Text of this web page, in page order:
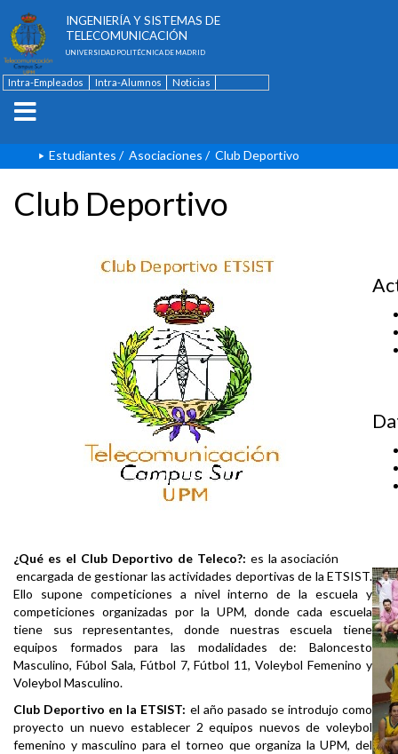
INGENIERÍA Y SISTEMAS DE
TELECOMUNICACIÓN
UNIVERSIDAD POLITÉCNICA DE MADRID
Intra-Empleados Intra-Alumnos
Noticias
Estudiantes / Asociaciones / Club Deportivo
Club Deportivo
¿Qué es el Club Deportivo de Teleco?: es la asociación
encargada de gestionar las actividades deportivas de la ETSIST.
Ello supone competiciones a nivel interno de la escuela y
competiciones organizadas por la UPM, donde cada escuela
tiene sus representantes, donde nuestras escuela tiene
equipos formados para las modalidades de: Baloncesto
Masculino, Fúbol Sala, Fútbol 7, Fútbol 11, Voleybol Femenino y
Voleybol Masculino.
Club Deportivo en la ETSIST: el año pasado se introdujo como
proyecto un nuevo establecer 2 equipos nuevos de voleybol
femenino y masculino para el torneo que organiza la UPM, del